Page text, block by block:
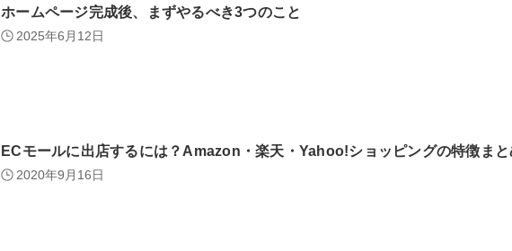
ホームページ完成後、まずやるべき3つのこと
2025年6月12日
ECモールに出店するには？Amazon・楽天・Yahoo!ショッピングの特徴まと
2020年9月16日